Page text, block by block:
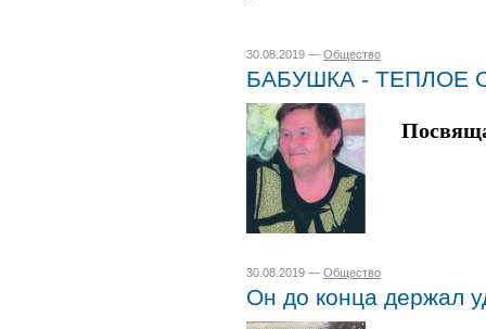
30.08.2019 — Общество
БАБУШКА - ТЕПЛОЕ
30.08.2019 — Общество
Он до конца держал